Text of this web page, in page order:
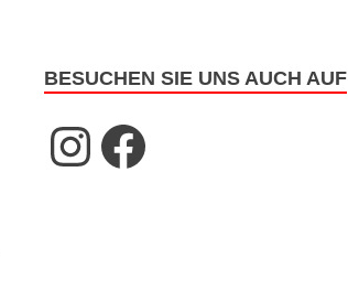
BESUCHEN SIE UNS AUCH AUF